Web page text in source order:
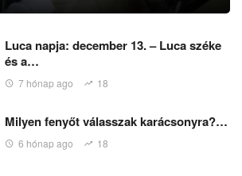
Luca napja: december 13. – Luca széke
és a…
7 hónap ago 18
Milyen fenyőt válasszak karácsonyra?…
6 hónap ago 18